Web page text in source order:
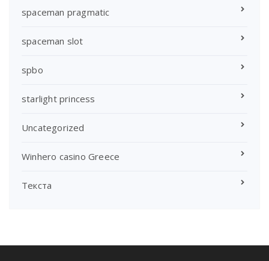
spaceman pragmatic
spaceman slot
spbo
starlight princess
Uncategorized
Winhero casino Greece
Текста